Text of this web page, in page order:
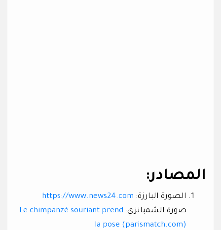
المصادر:
الصورة البارزة: https://www.news24.com
صورة الشمبانزي: Le chimpanzé souriant prend
la pose (parismatch.com)